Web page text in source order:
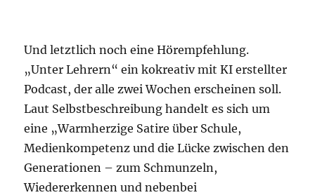
Und letztlich noch eine Hörempfehlung.
„Unter Lehrern“ ein kokreativ mit KI erstellter
Podcast, der alle zwei Wochen erscheinen soll.
Laut Selbstbeschreibung handelt es sich um
eine „Warmherzige Satire über Schule,
Medienkompetenz und die Lücke zwischen den
Generationen – zum Schmunzeln,
Wiedererkennen und nebenbei